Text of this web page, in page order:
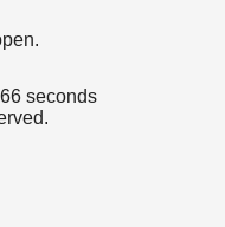
seconds